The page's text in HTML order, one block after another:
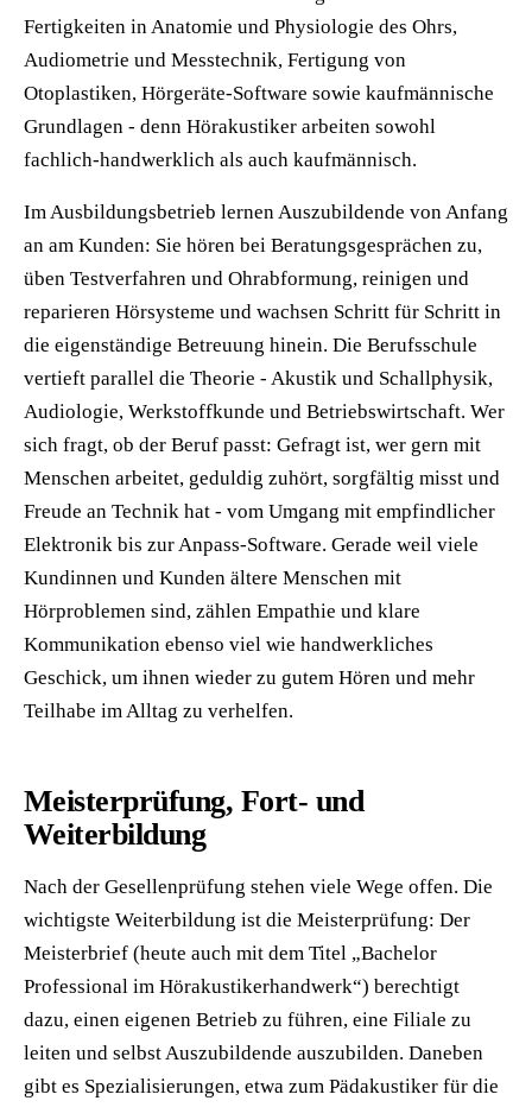
Fertigkeiten in Anatomie und Physiologie des Ohrs,
Audiometrie und Messtechnik, Fertigung von
Otoplastiken, Hörgeräte-Software sowie kaufmännische
Grundlagen - denn Hörakustiker arbeiten sowohl
fachlich-handwerklich als auch kaufmännisch.
Im Ausbildungsbetrieb lernen Auszubildende von Anfang
an am Kunden: Sie hören bei Beratungsgesprächen zu,
üben Testverfahren und Ohrabformung, reinigen und
reparieren Hörsysteme und wachsen Schritt für Schritt in
die eigenständige Betreuung hinein. Die Berufsschule
vertieft parallel die Theorie - Akustik und Schallphysik,
Audiologie, Werkstoffkunde und Betriebswirtschaft. Wer
sich fragt, ob der Beruf passt: Gefragt ist, wer gern mit
Menschen arbeitet, geduldig zuhört, sorgfältig misst und
Freude an Technik hat - vom Umgang mit empfindlicher
Elektronik bis zur Anpass-Software. Gerade weil viele
Kundinnen und Kunden ältere Menschen mit
Hörproblemen sind, zählen Empathie und klare
Kommunikation ebenso viel wie handwerkliches
Geschick, um ihnen wieder zu gutem Hören und mehr
Teilhabe im Alltag zu verhelfen.
Meisterprüfung, Fort- und
Weiterbildung
Nach der Gesellenprüfung stehen viele Wege offen. Die
wichtigste Weiterbildung ist die Meisterprüfung: Der
Meisterbrief (heute auch mit dem Titel „Bachelor
Professional im Hörakustikerhandwerk“) berechtigt
dazu, einen eigenen Betrieb zu führen, eine Filiale zu
leiten und selbst Auszubildende auszubilden. Daneben
gibt es Spezialisierungen, etwa zum Pädakustiker für die